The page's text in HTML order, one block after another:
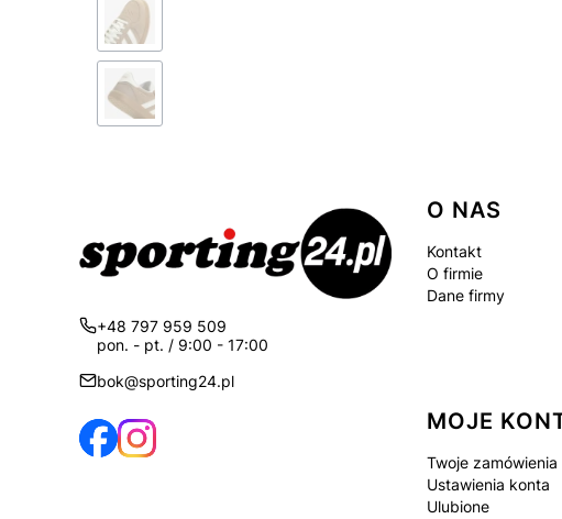
+48 797 959 509
pon. - pt. / 9:00 - 17:00
bok@sporting24.pl
Linki w
O NAS
Kontakt
O firmie
Dane firmy
MOJE
Twoje zamówienia
Ustawienia konta
Ulubione